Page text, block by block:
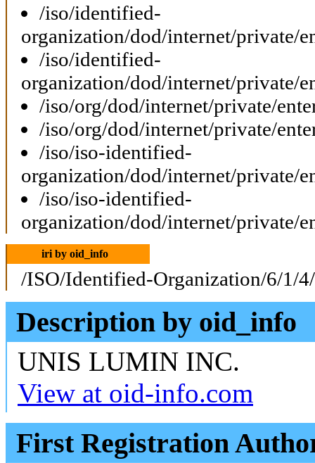
/iso/identified-
organization/dod/internet/private/
/iso/identified-
organization/dod/internet/private/
/iso/org/dod/internet/private/
/iso/org/dod/internet/private/
/iso/iso-identified-
organization/dod/internet/private/
/iso/iso-identified-
organization/dod/internet/private/
iri by oid_info
/ISO/Identified-Organization/6/1/
Description by oid_info
UNIS LUMIN INC.
View at oid-info.com
First Registration